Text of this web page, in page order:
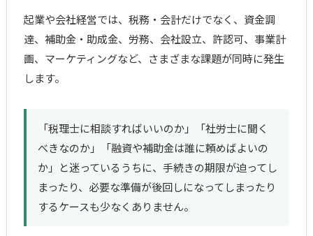
起業や会社経営では、税務・会計だけでなく、資金調
達、補助金・助成金、労務、会社設立、許認可、事業計
画、マーケティングなど、さまざまな課題が同時に発生
します。
「税理士に相談すればいいのか」「社労士に聞く
べきなのか」「融資や補助金は誰に頼めばよいの
か」と迷っているうちに、手続きの期限が迫ってし
まったり、必要な準備が後回しになってしまったり
するケースも少なくありません。